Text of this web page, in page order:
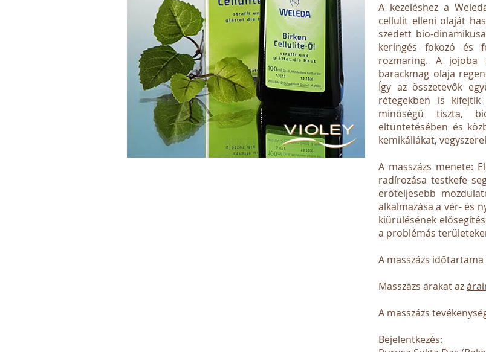
A kezeléshez a
cellulit elleni olaját
szedett bio-
keringés fokozó és
rozmaring. A
barackmag olaja
Így az összetevők
rétegekben is
minőségű tiszta,
eltüntetésében és
kemikáliákat,
A masszázs menete:
radírozása testkefe
erőteljesebb
alkalmazása a vér- és
kiürülésének
a problémás
A masszázs időtartama
Masszázs árakat az
A masszázs
Bejelentkezés: